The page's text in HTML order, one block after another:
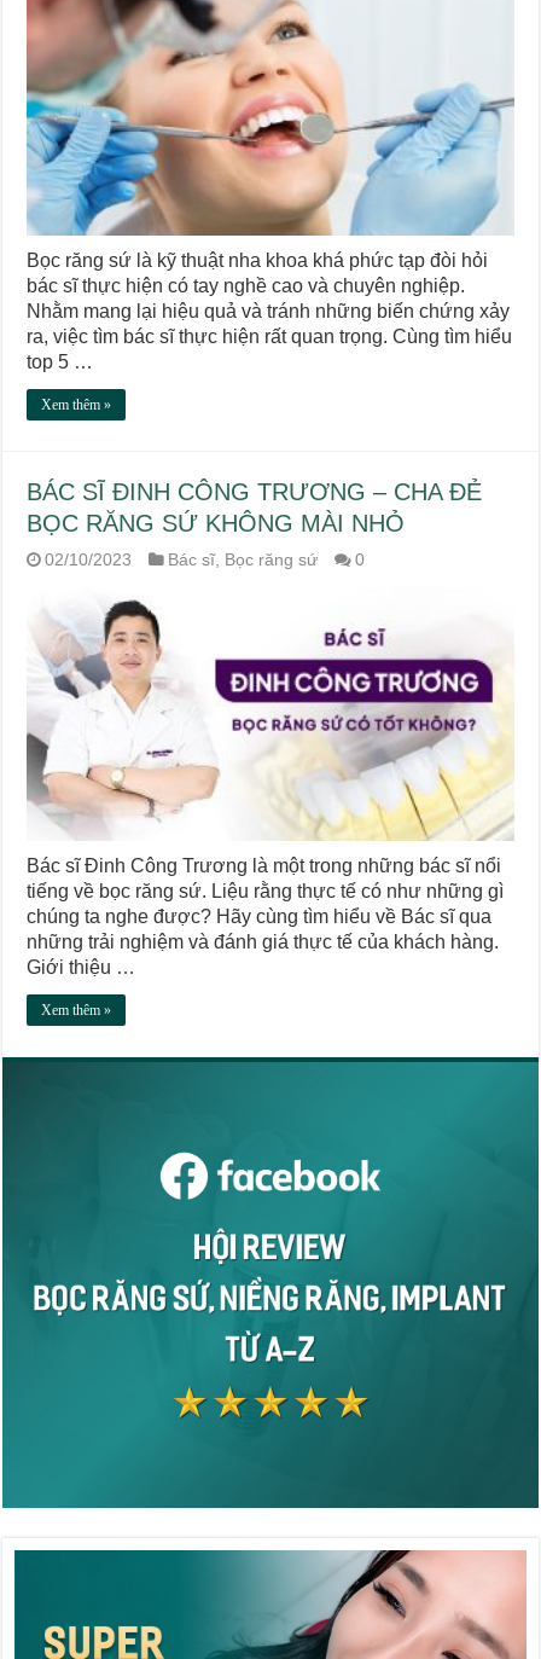
Bọc răng sứ là kỹ thuật nha khoa khá phức tạp đòi hỏi
bác sĩ thực hiện có tay nghề cao và chuyên nghiệp.
Nhằm mang lại hiệu quả và tránh những biến chứng xảy
ra, việc tìm bác sĩ thực hiện rất quan trọng. Cùng tìm hiểu
top 5 …
Xem thêm »
BÁC SĨ ĐINH CÔNG TRƯƠNG – CHA ĐẺ
BỌC RĂNG SỨ KHÔNG MÀI NHỎ
02/10/2023 Bác sĩ, Bọc răng sứ 0
Bác sĩ Đinh Công Trương là một trong những bác sĩ nổi
tiếng về bọc răng sứ. Liệu rằng thực tế có như những gì
chúng ta nghe được? Hãy cùng tìm hiểu về Bác sĩ qua
những trải nghiệm và đánh giá thực tế của khách hàng.
Giới thiệu …
Xem thêm »